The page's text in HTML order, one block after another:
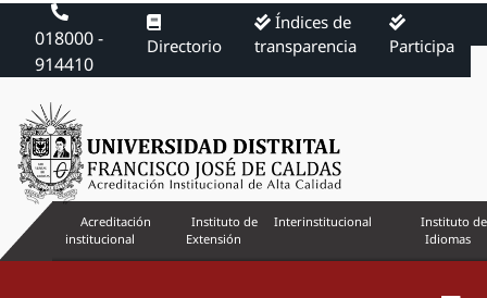
018000 -
914410
Directorio
Índices de
transparencia
Participa
Acreditación
institucional
Instituto de
Extensión
Interinstitucional
Instituto de
Idiomas